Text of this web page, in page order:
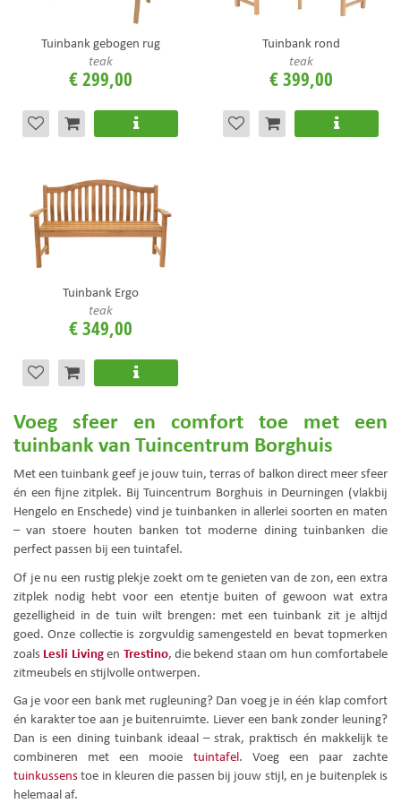
Tuinbank gebogen rug
teak
€299,00
Tuinbank rond
teak
€399,00
Tuinbank Ergo
teak
€349,00
Voeg sfeer en comfort toe met een
tuinbank van Tuincentrum Borghuis
Met een tuinbank geef je jouw tuin, terras of balkon direct meer sfeer
én een fijne zitplek. Bij Tuincentrum Borghuis in Deurningen (vlakbij
Hengelo en Enschede) vind je tuinbanken in allerlei soorten en maten
– van stoere houten banken tot moderne dining tuinbanken die
perfect passen bij een tuintafel.
Of je nu een rustig plekje zoekt om te genieten van de zon, een extra
zitplek nodig hebt voor een etentje buiten of gewoon wat extra
gezelligheid in de tuin wilt brengen: met een tuinbank zit je altijd
goed. Onze collectie is zorgvuldig samengesteld en bevat topmerken
zoals Lesli Livingen Trestino, die bekend staan om hun comfortabele
zitmeubels en stijlvolle ontwerpen.
Ga je voor een bank met rugleuning? Dan voeg je in één klap comfort
én karakter toe aan je buitenruimte. Liever een bank zonder leuning?
Dan is een dining tuinbank ideaal – strak, praktisch én makkelijk te
combineren met een mooie tuintafel. Voeg een paar zachte
tuinkussenstoe in kleuren die passen bij jouw stijl, en je buitenplek is
helemaal af.